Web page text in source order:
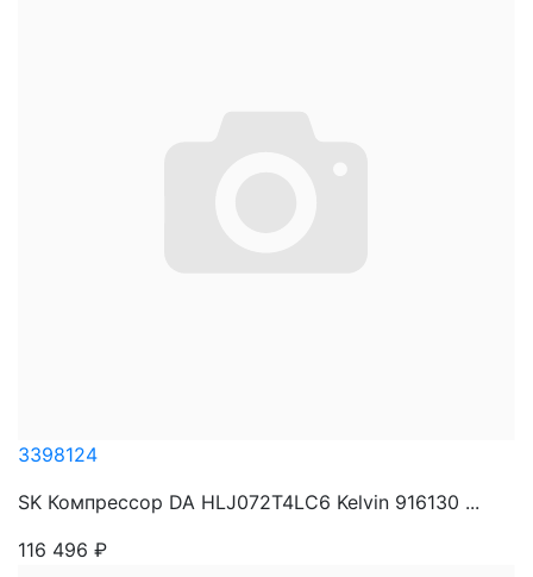
3398124
SK Компрессор DA HLJ072T4LC6 Kelvin 916130 ...
116 496 ₽